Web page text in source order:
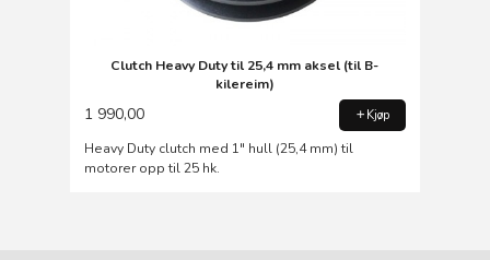
Clutch Heavy Duty til 25,4 mm aksel (til B-
kilereim)
1 990,00 Kjøp
Heavy Duty clutch med 1" hull (25,4 mm) til
motorer opp til 25 hk.